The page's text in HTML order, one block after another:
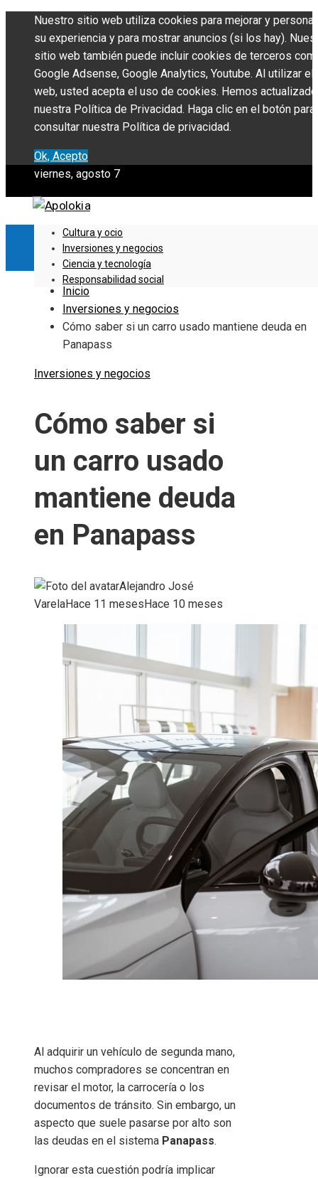
Nuestro sitio web utiliza cookies para mejorar y
su experiencia y para mostrar anuncios (si los hay).
sitio web también puede incluir cookies de terceros
Google Adsense, Google Analytics, Youtube. Al utilizar
web, usted acepta el uso de cookies. Hemos actualizado
nuestra Política de Privacidad. Haga clic en el botón para
consultar nuestra Política de privacidad.
Ok, Acepto
viernes, agosto 7
Cultura y ocio
Inversiones y negocios
Ciencia y tecnología
Responsabilidad social
Inicio
Inversiones y negocios
Cómo saber si un carro usado mantiene deuda en
Panapass
Inversiones y negocios
Cómo saber si
un carro usado
mantiene deuda
en Panapass
Alejandro José
VarelaHace 11 meses Hace 10 meses
Al adquirir un vehículo de segunda mano,
muchos compradores se concentran en
revisar el motor, la carrocería o los
documentos de tránsito. Sin embargo, un
aspecto que suele pasarse por alto son
las deudas en el sistema Panapass.
Ignorar esta cuestión podría implicar